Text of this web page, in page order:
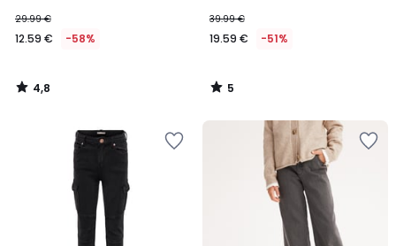
29.99 €
12.59 € -58%
4,8
/
39.99 €
19.59 € -51%
5
/